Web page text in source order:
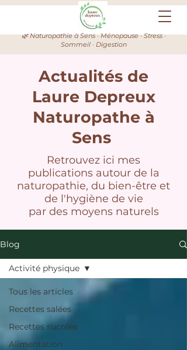
🌿 Naturopathie à Sens · Ménopause · Stress ·
Sommeil · Digestion
Actualités de
Laure Depreux
Naturopathe à
Sens
Retrouvez ici mes
publications autour de la
naturopathie, du bien-être et
de l'hygiène de vie
par des moyens naturels
Blog
Tous les articles
Recettes salées
Recettes sucrées
Alimentation
Activité physique